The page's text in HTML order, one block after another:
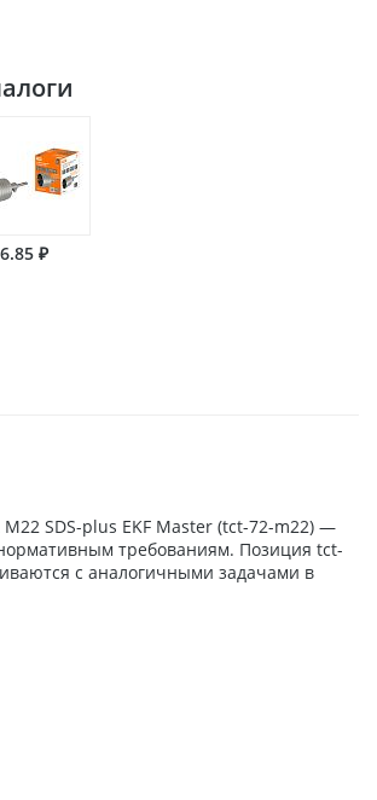
₽
М22 SDS-plus EKF Master (tct-72-m22) —
требованиям. Позиция tct-
с аналогичными задачами в